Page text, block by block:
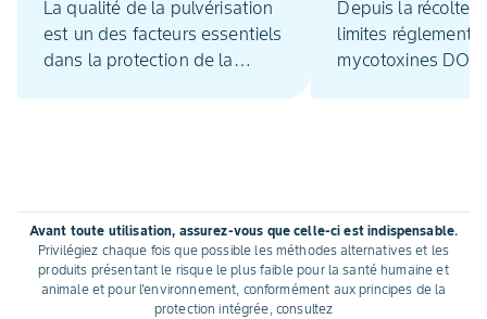
l'épi
La qualité de la pulvérisation
est un des facteurs essentiels
dans la protection de la
Depuis la récolte
limites
mycotoxines
ainsi que des
éviter tout
Avant toute utilisation, assurez-vous que celle-ci est indispensable.
Privilégiez chaque fois que possible les méthodes alternatives et les
produits présentant le risque le plus faible pour la santé humaine et
animale et pour l'environnement, conformément aux principes de la
protection intégrée, consultez